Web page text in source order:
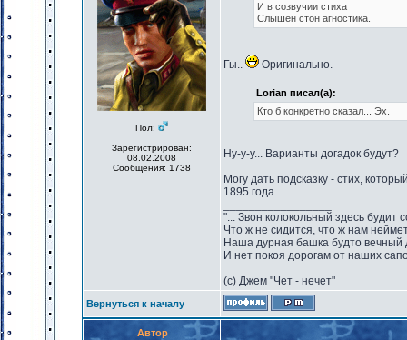
Пол:
Зарегистрирован:
08.02.2008
Сообщения: 1738
И в созвучии стиха
Слышен стон агностика.
Гы.. Оригинально.
Lorian писал(а):
Кто б конкретно сказал... Эх.
Ну-у-у... Варианты догадок будут?
Могу дать подсказку - стих,
1895 года.
"... Звон колокольный здесь будит
Что ж не сидится, что ж нам
Наша дурная башка будто вечный
И нет покоя дорогам от наших
(с) Джем "Чет - нечет"
Вернуться к началу
Автор